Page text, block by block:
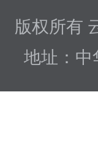
版权所有
地址：中